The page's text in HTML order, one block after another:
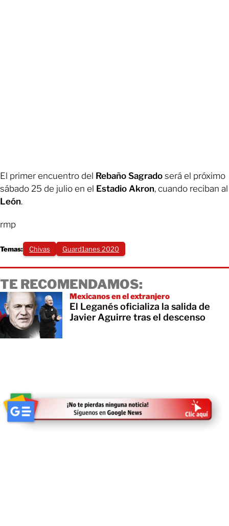
El primer encuentro del Rebaño Sagrado será el próximo
sábado 25 de julio en el Estadio Akron, cuando reciban al
León.
rmp
Temas: Chivas Guard1anes 2020
TE RECOMENDAMOS:
Mexicanos en el extranjero
El Leganés oficializa la salida de
Javier Aguirre tras el descenso